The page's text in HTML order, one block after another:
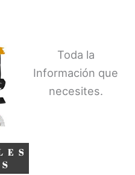
Toda la
Información que
necesites.